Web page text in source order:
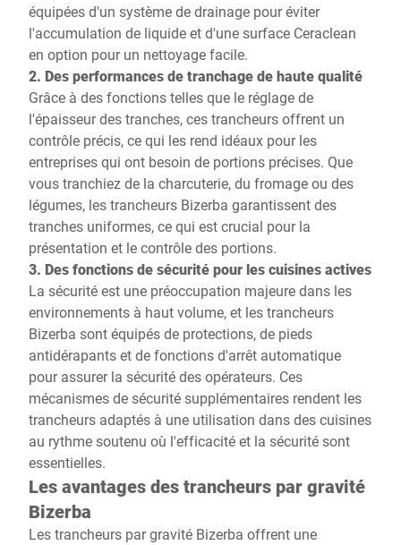
équipées d'un système de drainage pour éviter
l'accumulation de liquide et d'une surface Ceraclean
en option pour un nettoyage facile.
2. Des performances de tranchage de haute qualité
Grâce à des fonctions telles que le réglage de
l'épaisseur des tranches, ces trancheurs offrent un
contrôle précis, ce qui les rend idéaux pour les
entreprises qui ont besoin de portions précises. Que
vous tranchiez de la charcuterie, du fromage ou des
légumes, les trancheurs Bizerba garantissent des
tranches uniformes, ce qui est crucial pour la
présentation et le contrôle des portions.
3. Des fonctions de sécurité pour les cuisines actives
La sécurité est une préoccupation majeure dans les
environnements à haut volume, et les trancheurs
Bizerba sont équipés de protections, de pieds
antidérapants et de fonctions d'arrêt automatique
pour assurer la sécurité des opérateurs. Ces
mécanismes de sécurité supplémentaires rendent les
trancheurs adaptés à une utilisation dans des cuisines
au rythme soutenu où l'efficacité et la sécurité sont
essentielles.
Les avantages des trancheurs par gravité
Bizerba
Les trancheurs par gravité Bizerba offrent une